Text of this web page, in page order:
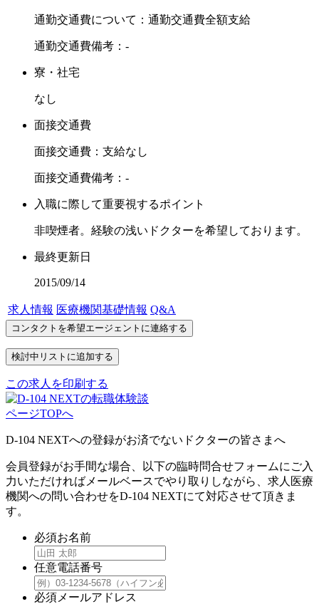
通勤交通費について：通勤交通費全額支給
通勤交通費備考：-
寮・社宅
なし
面接交通費
面接交通費：支給なし
面接交通費備考：-
入職に際して重要視するポイント
非喫煙者。経験の浅いドクターを希望しております。
最終更新日
2015/09/14
求人情報 医療機関基礎情報 Q&A
この求人を印刷する
ページTOPへ
D-104 NEXTへの登録がお済でないドクターの皆さまへ
会員登録がお手間な場合、以下の臨時問合せフォームにご入
力いただければメールベースでやり取りしながら、求人医療
機関への問い合わせをD-104 NEXTにて対応させて頂きま
す。
必須お名前
任意電話番号
必須 メールアドレス